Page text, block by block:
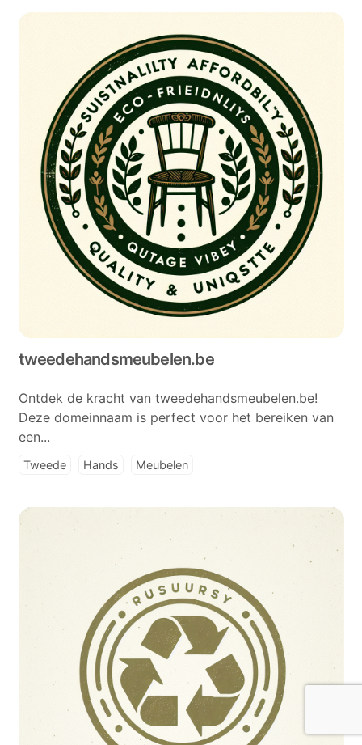
tweedehandsmeubelen.be
Ontdek de kracht van tweedehandsmeubelen.be!
Deze domeinnaam is perfect voor het bereiken van
een...
Tweede Hands Meubelen